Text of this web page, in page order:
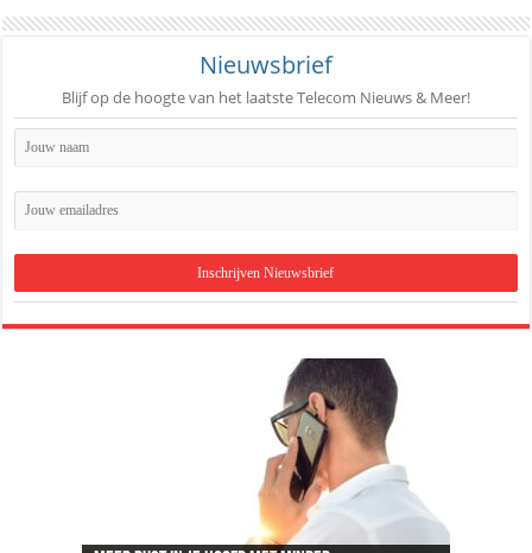
Nieuwsbrief
Blijf op de hoogte van het laatste Telecom Nieuws & Meer!